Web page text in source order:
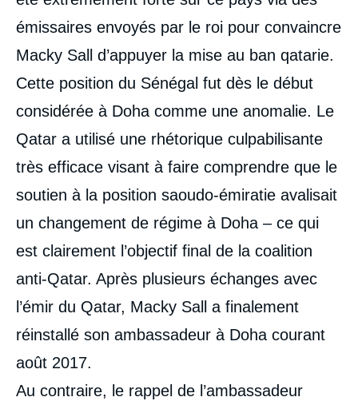
émissaires envoyés par le roi pour convaincre
Macky Sall d’appuyer la mise au ban qatarie.
Cette position du Sénégal fut dès le début
considérée à Doha comme une anomalie. Le
Qatar a utilisé une rhétorique culpabilisante
très efficace visant à faire comprendre que le
soutien à la position saoudo-émiratie avalisait
un changement de régime à Doha – ce qui
est clairement l’objectif final de la coalition
anti-Qatar. Après plusieurs échanges avec
l’émir du Qatar, Macky Sall a finalement
réinstallé son ambassadeur à Doha courant
août 2017.
Au contraire, le rappel de l’ambassadeur